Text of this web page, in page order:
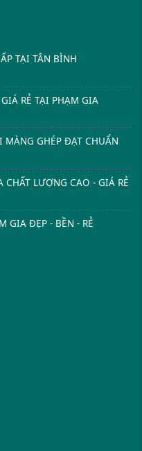
TẠI TÂN BÌNH
RẺ TẠI PHẠM GIA
MÀNG GHÉP ĐẠT CHUẨN
LƯỢNG CAO - GIÁ RẺ
GIA ĐẸP - BỀN - RẺ